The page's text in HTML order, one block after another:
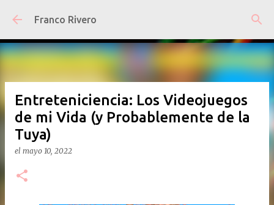
Ir al contenido principal
Franco Rivero
Entreteniciencia: Los Videojuegos
de mi Vida (y Probablemente de la
Tuya)
el mayo 10, 2022